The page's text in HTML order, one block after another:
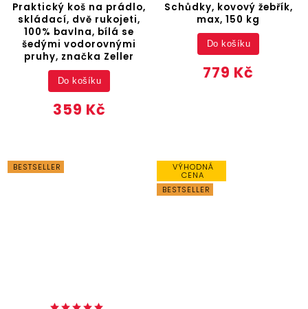
Praktický koš na prádlo,
skládací, dvě rukojeti,
100% bavlna, bílá se
šedými vodorovnými
pruhy, značka Zeller
359 Kč
Do košíku
Schůdky, kovový žebřík,
max, 150 kg
779 Kč
Do košíku
BESTSELLER VÝHODNÁ
CENA
BESTSELLER